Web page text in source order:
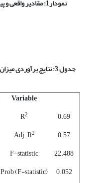
نمودار1: مقادیر واقعی و پیش­بینی میزان برداشت وجه نقد
جدول 3: نتایج برآوردی میزان برداشت وجه نقد خودپرداز
Variable
0.69
R2
0.57
Adj. R2
22.488
F-statistic
0.052
Prob (F-statistic)